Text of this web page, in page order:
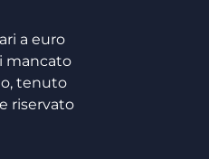
a euro
mancato
tenuto
riservato